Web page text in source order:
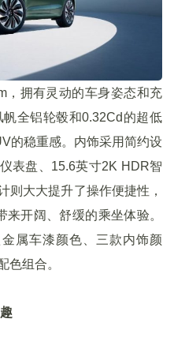
，拥有灵动的车身姿态和充
全铝轮毂和0.32Cd的超低
的稳重感。内饰采用简约设
表盘、15.6英寸2K HDR智
则大大提升了操作便捷性，
开阔、舒缓的乘坐体验。
属车漆颜色、三款内饰颜
色组合。